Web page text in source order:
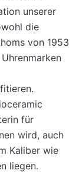
unserer
die
von 1953
für
wird, auch
Kaliber wie
liegen.